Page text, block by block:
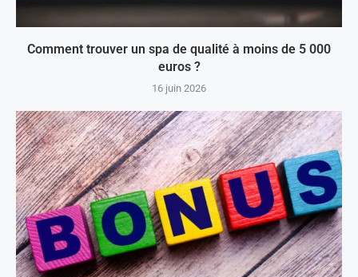
Comment trouver un spa de qualité à moins de 5 000
euros ?
16 juin 2026